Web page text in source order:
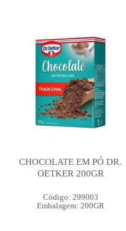
CHOCOLATE EM PÓ DR.
OETKER 200GR
Código: 299003
Embalagem: 200GR